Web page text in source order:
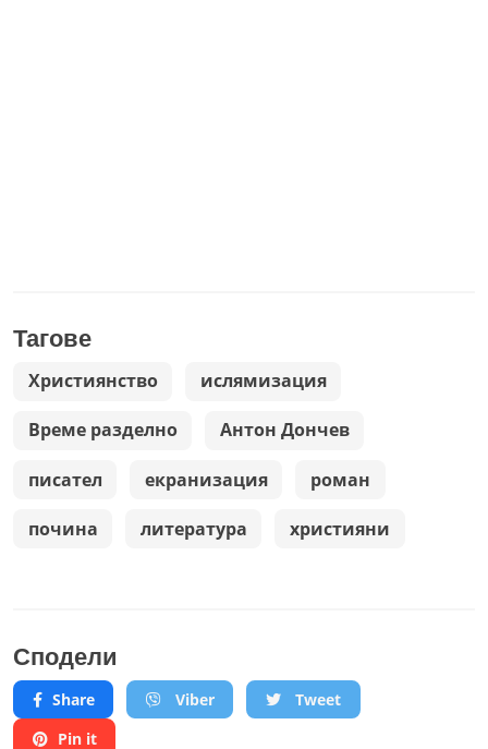
Тагове
Християнство ислямизация
Време разделно Антон Дончев
писател екранизация роман
почина литература християни
Сподели
Share Viber
Tweet
Pin it